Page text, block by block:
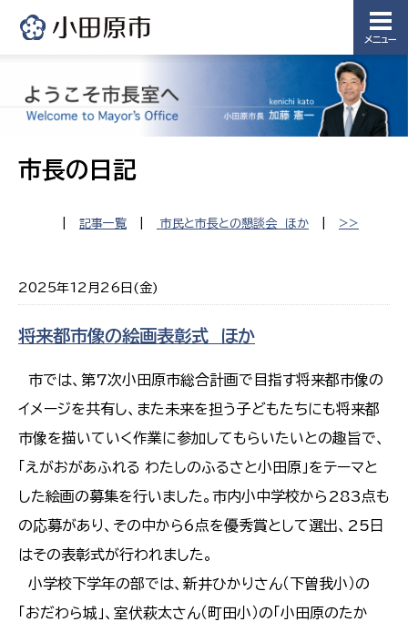
メニュー
市長の日記
記事一覧 市民と市長との懇談会 ほか >>
2025年12月26日(金)
将来都市像の絵画表彰式 ほか
市では、第7次小田原市総合計画で目指す将来都市像の
イメージを共有し、また未来を担う子どもたちにも将来都
市像を描いていく作業に参加してもらいたいとの趣旨で、
「えがおがあふれる わたしのふるさと小田原」をテーマと
した絵画の募集を行いました。市内小中学校から283点も
の応募があり、その中から6点を優秀賞として選出、25日
はその表彰式が行われました。
小学校下学年の部では、新井ひかりさん（下曽我小）の
「おだわら城」、室伏萩太さん（町田小）の「小田原のたか